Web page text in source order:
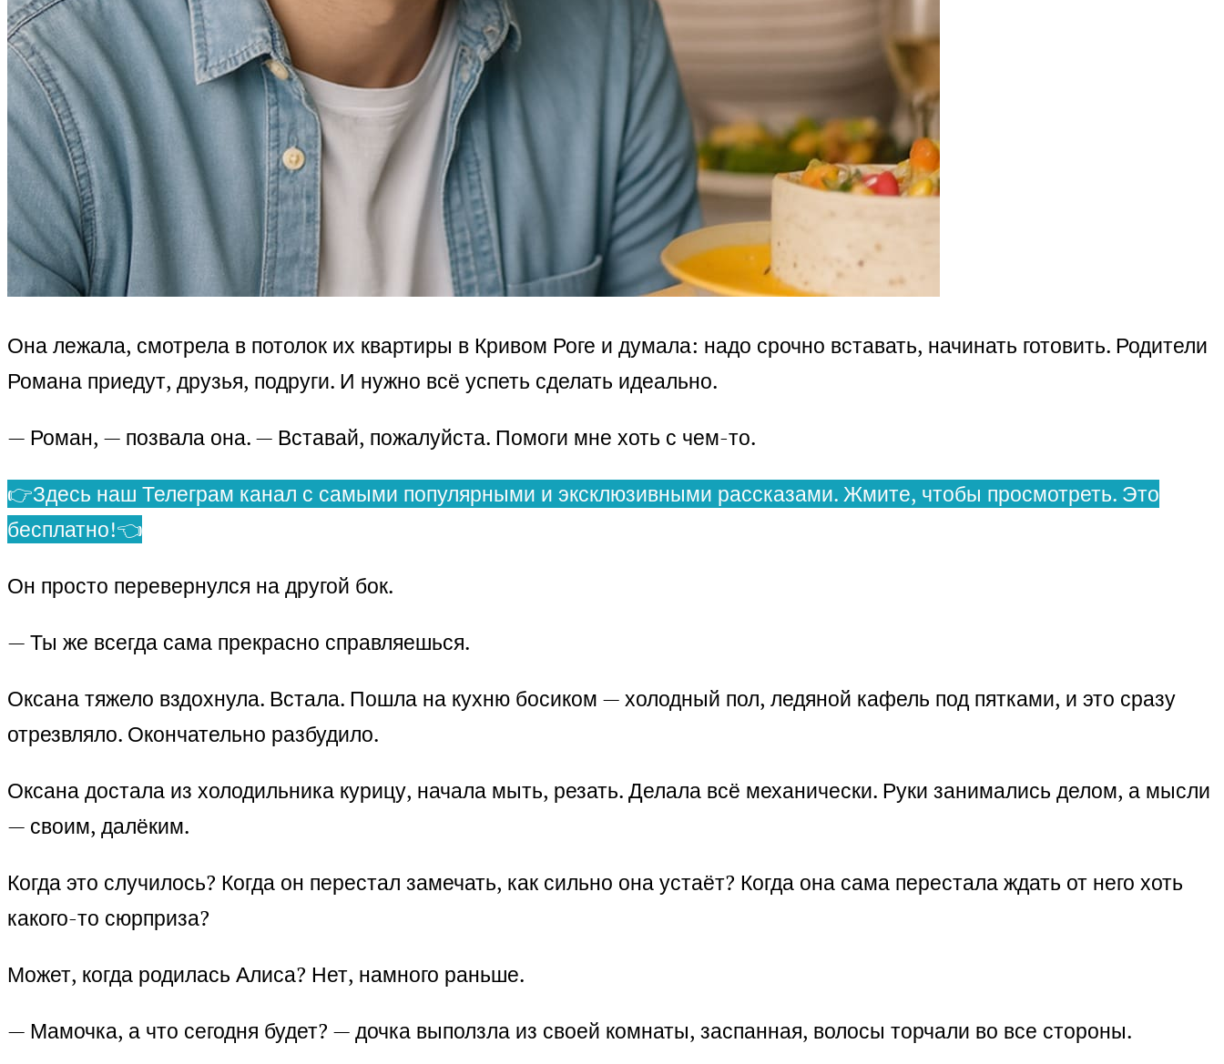
Она лежала, смотрела в потолок их квартиры в Кривом Роге и думала: надо срочно вставать, начинать готовить. Родители
Романа приедут, друзья, подруги. И нужно всё успеть сделать идеально.
— Роман, — позвала она. — Вставай, пожалуйста. Помоги мне хоть с чем-то.
👉Здесь наш Телеграм канал с самыми популярными и эксклюзивными рассказами. Жмите, чтобы просмотреть. Это
бесплатно!👈
Он просто перевернулся на другой бок.
— Ты же всегда сама прекрасно справляешься.
Оксана тяжело вздохнула. Встала. Пошла на кухню босиком — холодный пол, ледяной кафель под пятками, и это сразу
отрезвляло. Окончательно разбудило.
Оксана достала из холодильника курицу, начала мыть, резать. Делала всё механически. Руки занимались делом, а мысли
— своим, далёким.
Когда это случилось? Когда он перестал замечать, как сильно она устаёт? Когда она сама перестала ждать от него хоть
какого-то сюрприза?
Может, когда родилась Алиса? Нет, намного раньше.
— Мамочка, а что сегодня будет? — дочка выползла из своей комнаты, заспанная, волосы торчали во все стороны.